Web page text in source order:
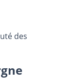
des